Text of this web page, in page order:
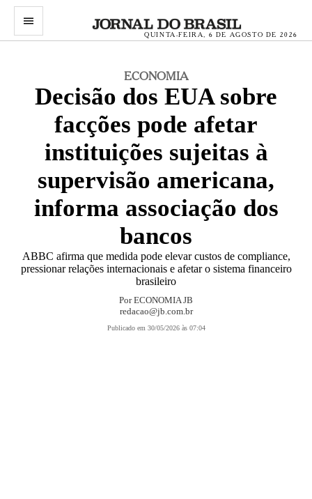
menu
QUINTA-FEIRA, 6 DE AGOSTO DE 2026
ECONOMIA
Decisão dos EUA sobre
facções pode afetar
instituições sujeitas à
supervisão americana,
informa associação dos
bancos
ABBC afirma que medida pode elevar custos de compliance,
pressionar relações internacionais e afetar o sistema financeiro
brasileiro
PorECONOMIA JB
redacao@jb.com.br
Publicado em 30/05/2026 às 07:04